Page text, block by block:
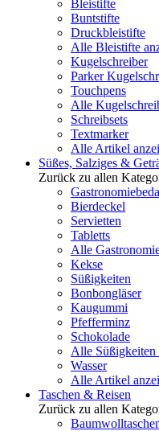
Bleistifte
Buntstifte
Druckbleistifte
Alle Bleistifte
Kugelschreiber
Parker
Touchpens
Alle
Schreibsets
Textmarker
Alle Artikel
Süßes, Salziges &
Zurück zu allen
Bierdeckel
Servietten
Tabletts
Alle
Kekse
Süßigkeiten
Bonbongläser
Kaugummi
Pfefferminz
Schokolade
Alle Süßigkeiten
Wasser
Alle Artikel
Taschen & Reisen
Zurück zu allen